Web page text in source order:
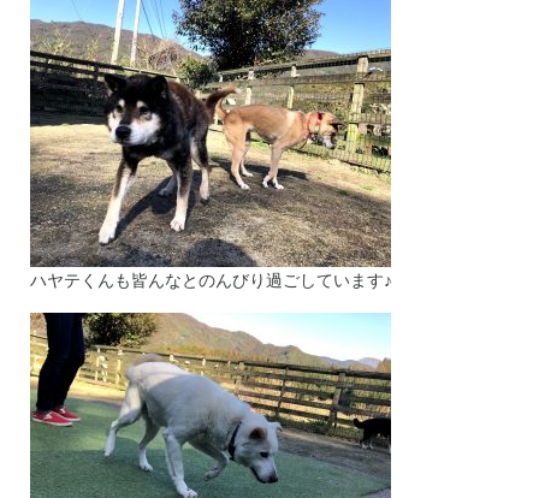
ハヤテくんも皆んなとのんびり過ごしています♪